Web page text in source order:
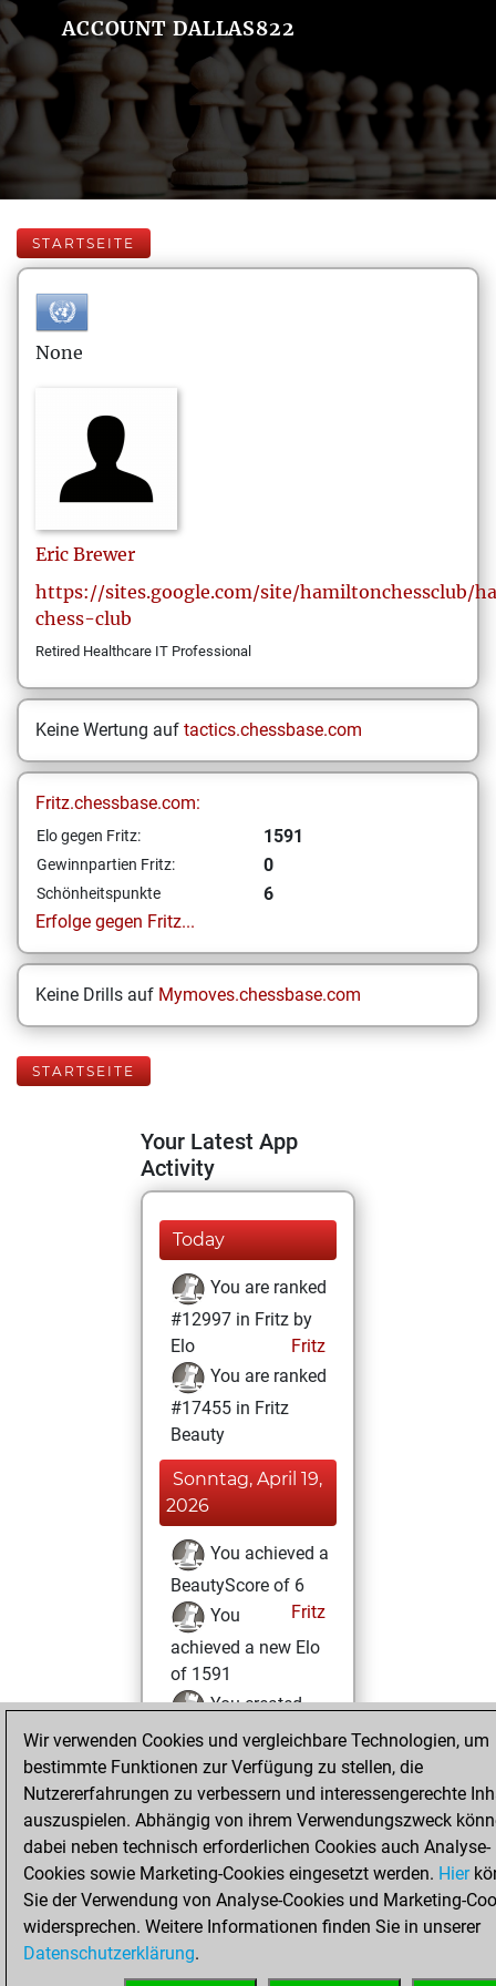
ACCOUNT DALLAS822
STARTSEITE
None
Eric Brewer
https://sites.google.com/site/hamiltonchessclub/
chess-club
Retired Healthcare IT Professional
Keine Wertung auf tactics.chessbase.com
Fritz.chessbase.com:
Elo gegen Fritz: 1591
Gewinnpartien Fritz: 0
Schönheitspunkte
6
Erfolge gegen Fritz...
Keine Drills auf Mymoves.chessbase.com
STARTSEITE
Your Latest App
Activity
Today
You are ranked
#12997 in Fritz by
Elo
Fritz
You are ranked
#17455 in Fritz
Beauty
Sonntag, April 19,
2026
You achieved a
BeautyScore of 6
Fritz
You
achieved a new Elo
of 1591
You created
your Fritz account
Wir verwenden Cookies und vergleichbare Technologien, um
bestimmte Funktionen zur Verfügung zu stellen, die
Nutzererfahrungen zu verbessern und interessengerechte
auszuspielen. Abhängig von ihrem Verwendungszweck
dabei neben technisch erforderlichen Cookies auch Analyse-
Cookies sowie Marketing-Cookies eingesetzt werden. Hier
Sie der Verwendung von Analyse-Cookies und Marketing-
widersprechen. Weitere Informationen finden Sie in unserer
Datenschutzerklärung.